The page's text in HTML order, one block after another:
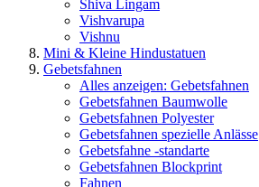
Shiva Lingam
Vishvarupa
Vishnu
Mini & Kleine Hindustatuen
Gebetsfahnen
Alles anzeigen: Gebetsfahnen
Gebetsfahnen Baumwolle
Gebetsfahnen Polyester
Gebetsfahnen spezielle Anlässe
Gebetsfahne -standarte
Gebetsfahnen Blockprint
Fahnen